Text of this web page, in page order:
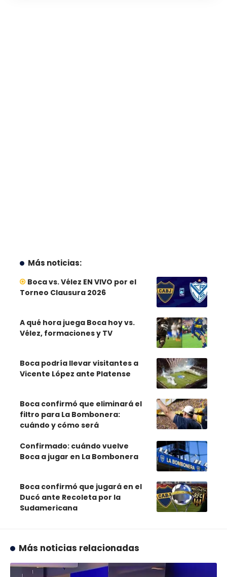
Más noticias:
Boca vs. Vélez EN VIVO por el
Torneo Clausura 2026
A qué hora juega Boca hoy vs.
Vélez, formaciones y TV
Boca podría llevar visitantes a
Vicente López ante Platense
Boca confirmó que eliminará el
filtro para La Bombonera:
cuándo y cómo será
Confirmado: cuándo vuelve
Boca a jugar en La Bombonera
Boca confirmó que jugará en el
Ducó ante Recoleta por la
Sudamericana
Más noticias relacionadas